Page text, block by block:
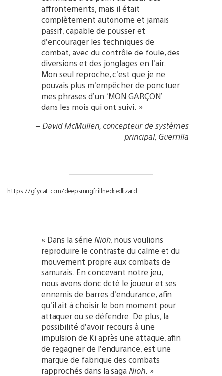
affrontements, mais il était
complètement autonome et jamais
passif, capable de pousser et
d’encourager les techniques de
combat, avec du contrôle de foule, des
diversions et des jonglages en l’air.
Mon seul reproche, c’est que je ne
pouvais plus m’empêcher de ponctuer
mes phrases d’un ‘MON GARÇON’
dans les mois qui ont suivi. »
– David McMullen, concepteur de systèmes
principal, Guerrilla
https://gfycat.com/deepsmugfrillneckedlizard
« Dans la série Nioh, nous voulions
reproduire le contraste du calme et du
mouvement propre aux combats de
samurais. En concevant notre jeu,
nous avons donc doté le joueur et ses
ennemis de barres d’endurance, afin
qu’il ait à choisir le bon moment pour
attaquer ou se défendre. De plus, la
possibilité d’avoir recours à une
impulsion de Ki après une attaque, afin
de regagner de l’endurance, est une
marque de fabrique des combats
rapprochés dans la saga Nioh. »